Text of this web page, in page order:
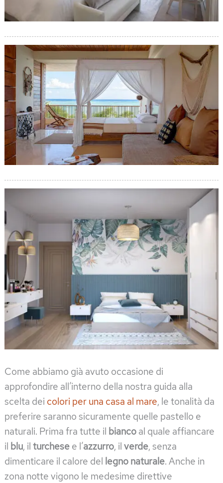
Come abbiamo già avuto occasione di
approfondire all’interno della nostra guida alla
scelta dei colori per una casa al mare, le tonalità da
preferire saranno sicuramente quelle pastello e
naturali. Prima fra tutte il bianco al quale affiancare
il blu, il turchese e l’azzurro, il verde, senza
dimenticare il calore del legno naturale. Anche in
zona notte vigono le medesime direttive